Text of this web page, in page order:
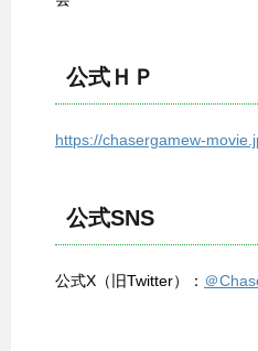
公式ＨＰ
https://chasergamew-
公式SNS
公式X（旧Twitter）： ＠